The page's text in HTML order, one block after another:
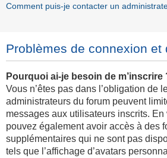
Comment puis-je contacter un
Problèmes de connexion et
Pourquoi ai-je besoin de m’inscrire
Vous n’êtes pas dans l’obligation de
administrateurs du forum peuvent
messages aux utilisateurs inscrits.
pouvez également avoir accès à des
supplémentaires qui ne sont pas
tels que l’affichage d’avatars